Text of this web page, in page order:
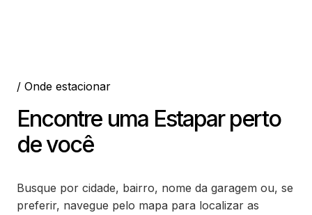
/ Onde estacionar
Encontre uma Estapar perto
de você
Busque por cidade, bairro, nome da garagem ou, se
preferir, navegue pelo mapa para localizar as